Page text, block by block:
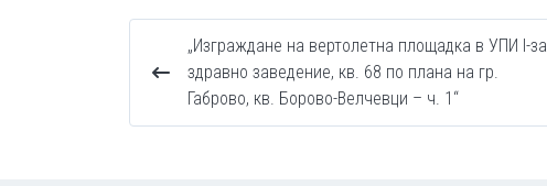
„Изграждане на вертолетна площадка в УПИ I-за
здравно заведение, кв. 68 по плана на гр.
Габрово, кв. Борово-Велчевци – ч. 1“